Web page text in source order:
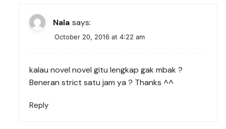
Nala says:
October 20, 2016 at 4:22 am
kalau novel novel gitu lengkap gak mbak ?
Beneran strict satu jam ya ? Thanks ^^
Reply